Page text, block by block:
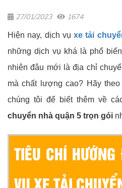
27/01/2023 1674
Hiện nay, dịch vụ xe tải
những dịch vụ khá là phổ
nhiên đâu mới là địa chỉ
mà chất lượng cao? Hãy
chúng tôi để biết thêm về
chuyển nhà quận 5 trọn gói
TIÊU CHÍ
VỤ XE TẢI